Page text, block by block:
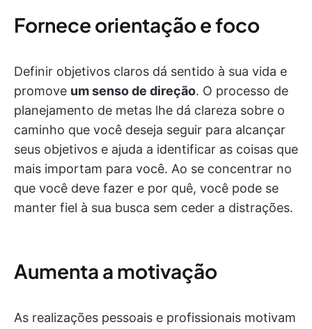
Fornece orientação e foco
Definir objetivos claros dá sentido à sua vida e
promove um senso de direção. O processo de
planejamento de metas lhe dá clareza sobre o
caminho que você deseja seguir para alcançar
seus objetivos e ajuda a identificar as coisas que
mais importam para você. Ao se concentrar no
que você deve fazer e por quê, você pode se
manter fiel à sua busca sem ceder a distrações.
Aumenta a motivação
As realizações pessoais e profissionais motivam